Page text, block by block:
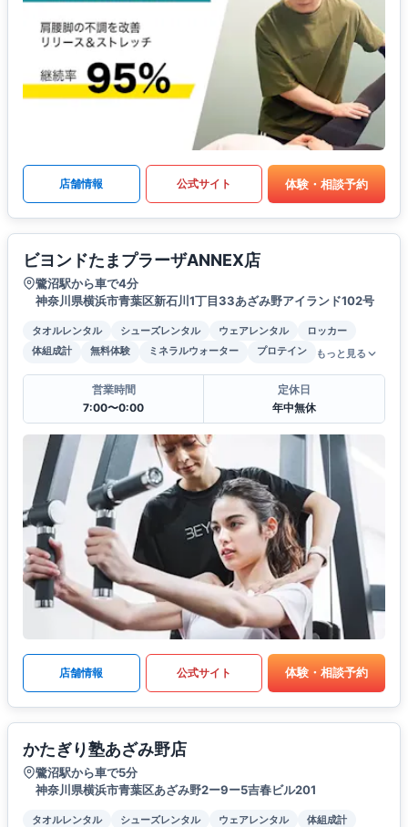
店舗情報 公式サイト 体験・相談予約
ビヨンドたまプラーザANNEX店
鷺沼駅から車で4分
神奈川県横浜市青葉区新石川1丁目33あざみ野アイランド102号
タオルレンタル シューズレンタル ウェアレンタル
ロッカー
体組成計
無料体験 ミネラルウォーター プロテイン もっと見る
営業時間
7:00〜0:00
定休日
年中無休
店舗情報 公式サイト 体験・相談予約
かたぎり塾あざみ野店
鷺沼駅から車で5分
神奈川県横浜市青葉区あざみ野2ー9ー5吉春ビル201
タオルレンタル シューズレンタル ウェアレンタル
体組成計